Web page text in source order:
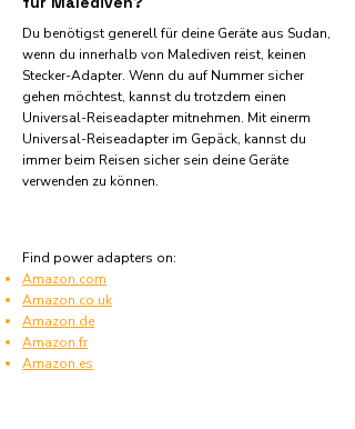
Du benötigst generell für deine Geräte aus Sudan,
wenn du innerhalb von Malediven reist, keinen
Stecker-Adapter. Wenn du auf Nummer sicher
gehen möchtest, kannst du trotzdem einen
Universal-Reiseadapter mitnehmen. Mit einerm
Universal-Reiseadapter im Gepäck, kannst du
immer beim Reisen sicher sein deine Geräte
verwenden zu können.
Find power adapters on:
Amazon.com
Amazon.co.uk
Amazon.de
Amazon.fr
Amazon.es